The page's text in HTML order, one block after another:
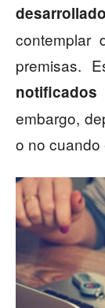
contemplar
premisas.
embargo,
o no cuando